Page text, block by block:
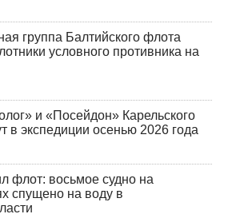
группа Балтийского флота
условного противника на
и «Посейдон» Карельского
в экспедиции осенью 2026 года
флот: восьмое судно на
спущено на воду в